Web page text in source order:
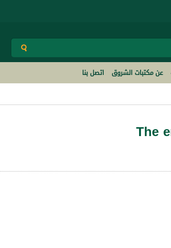
عن مكتبات الشروق اتصل بنا
The